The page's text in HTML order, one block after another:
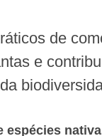
de
e
espécies